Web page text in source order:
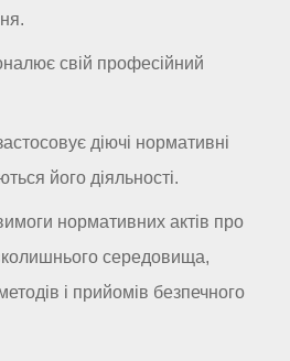
свій професійний
діючі нормативні
його діяльності.
нормативних актів про
середовища,
і прийомів безпечного